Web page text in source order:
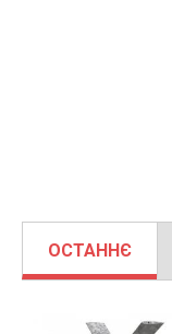
ОСТАННЄ